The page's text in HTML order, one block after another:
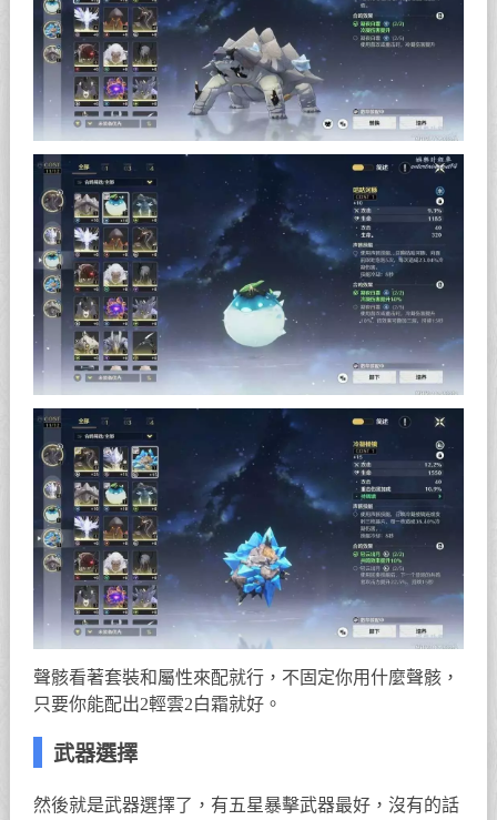
聲骸看著套裝和屬性來配就行，不固定你用什麼聲骸，
只要你能配出2輕雲2白霜就好。
武器選擇
然後就是武器選擇了，有五星暴擊武器最好，沒有的話